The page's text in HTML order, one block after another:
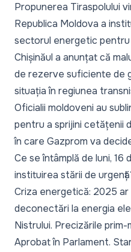
Propunerea Tiraspolului
Republica Moldova a
sectorul energetic pentru
Chișinăul a anunțat că
de rezerve suficiente de
situația în regiunea
Oficialii moldoveni au
pentru a sprijini cetățenii
în care Gazprom va
Ce se întâmplă de luni, 16
instituirea stării de
Criza energetică: 2025
deconectări la energia
Nistrului. Precizările prim-
Aprobat în Parlament.